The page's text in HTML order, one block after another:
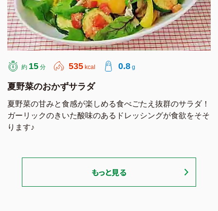
約 15 分 535 kcal 0.8 g
夏野菜のおかずサラダ
夏野菜の甘みと食感が楽しめる食べごたえ抜群のサラダ！
ガーリックのきいた酸味のあるドレッシングが食欲をそそ
ります♪
もっと見る